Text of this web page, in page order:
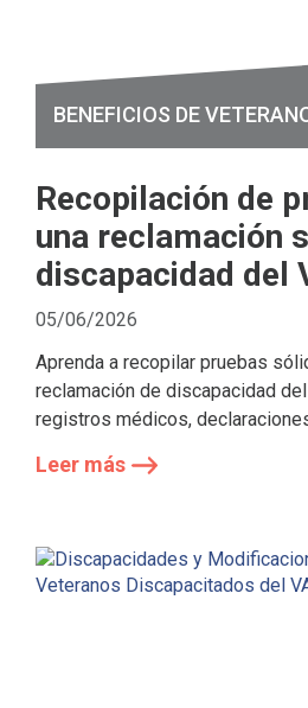
BENEFICIOS DE
Recopilación de
una reclamación
discapacidad del
05/06/2026
Aprenda a recopilar pruebas
reclamación de discapacidad
registros médicos,
Leer más